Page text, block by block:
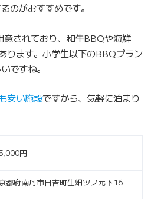
のがおすすめです。
されており、和牛BBQや海鮮
ります。小学生以下のBBQプラン
ですね。
安い施設ですから、気軽に泊まり
円
都府南丹市日吉町生畑ツノ元下16